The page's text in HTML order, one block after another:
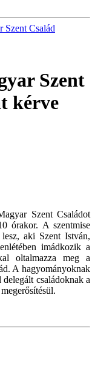
Szent Család
Szent
kérve
Szent Családot
órakor. A szentmise
aki Szent István,
imádkozik a
oltalmazza meg a
A hagyományoknak
családoknak a